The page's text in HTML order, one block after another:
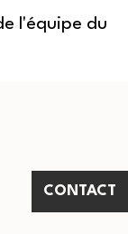
l'équipe du
CONTACT